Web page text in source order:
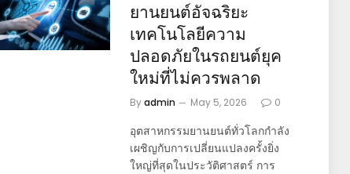
ยานยนต์อัจฉริยะ
เทคโนโลยีความ
ปลอดภัยในรถยนต์ยุค
ใหม่ที่ไม่ควรพลาด
Byadmin May 5, 2026 0
อุตสาหกรรมยานยนต์ทั่วโลกกำลัง
เผชิญกับการเปลี่ยนแปลงครั้งยิ่ง
ใหญ่ที่สุดในประวัติศาสตร์ การ